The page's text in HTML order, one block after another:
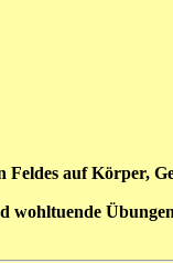
auf Körper,